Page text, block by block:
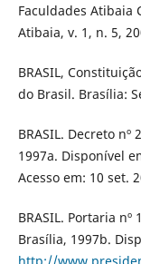
Faculdades Atibaia
Atibaia, v. 1, n. 5,
BRASIL,
do Brasil. Brasília:
BRASIL. Decreto
1997a. Disponível
Acesso em: 10 set.
BRASIL. Portaria
Brasília, 1997b.